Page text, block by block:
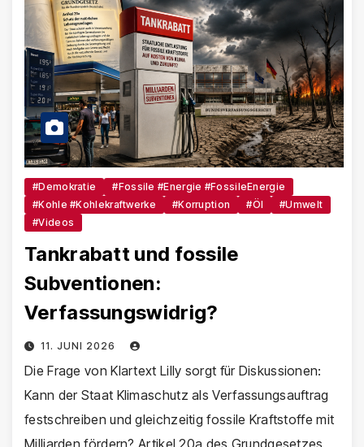
#Demokratie
#Fossile #Energie #FossileEnergie
#Kohle #Kohlekraftwerke
#Korruption #Öl
#Umwelt
#Videos
Tankrabatt und fossile
Subventionen:
Verfassungswidrig?
11. JUNI 2026
Die Frage von Klartext Lilly sorgt für Diskussionen:
Kann der Staat Klimaschutz als Verfassungsauftrag
festschreiben und gleichzeitig fossile Kraftstoffe mit
Milliarden fördern? Artikel 20a des Grundgesetzes